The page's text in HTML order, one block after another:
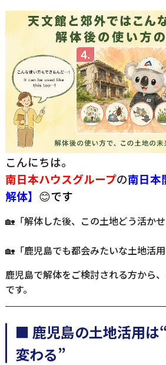
こんにちは。
南日本ハウスグループの南日本
解体】 😊です
🏡「解体した後、この土地どう活かせ
🏡「鹿児島でも都会みたいな土地活用
鹿児島で解体をご検討される方から
です。
■ 鹿児島の土地活用は
変わる”